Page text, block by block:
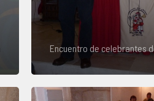
Encuentro de celebrantes